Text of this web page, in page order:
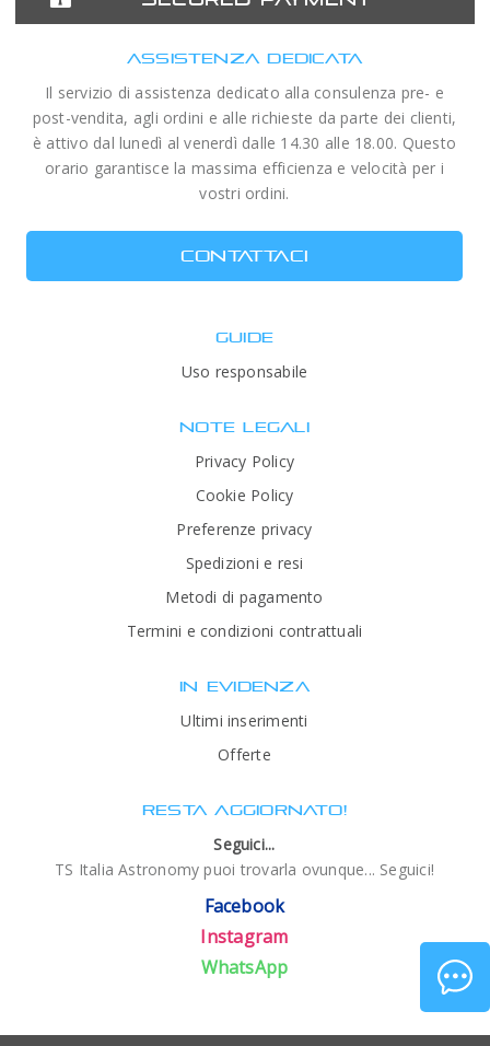
ASSISTENZA DEDICATA
Il servizio di assistenza dedicato alla consulenza pre- e
post-vendita, agli ordini e alle richieste da parte dei clienti,
è attivo dal lunedì al venerdì dalle 14.30 alle 18.00. Questo
orario garantisce la massima efficienza e velocità per i
vostri ordini.
CONTATTACI
GUIDE
Uso responsabile
NOTE LEGALI
Privacy Policy
Cookie Policy
Preferenze privacy
Spedizioni e resi
Metodi di pagamento
Termini e condizioni contrattuali
IN EVIDENZA
Ultimi inserimenti
Offerte
RESTA AGGIORNATO!
Seguici...
TS Italia Astronomy puoi trovarla ovunque... Seguici!
Facebook
Instagram
WhatsApp